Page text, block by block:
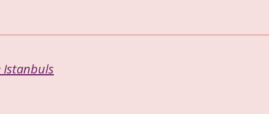
Istanbuls